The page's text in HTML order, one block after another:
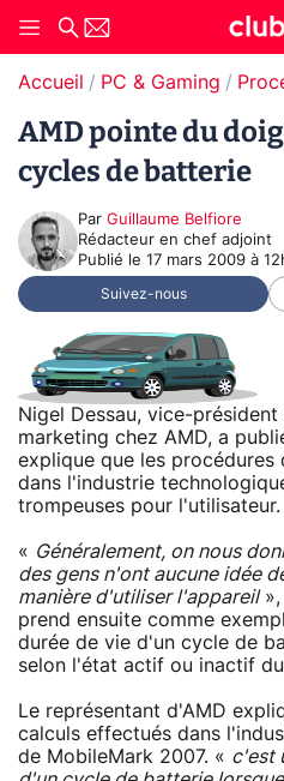
Accueil PC & Gaming
AMD pointe du
cycles de batterie
Par Guillaume Belfiore
Rédacteur en chef adjoint
Publié le 17 mars 2009 à
Suivez-nous
Nigel Dessau, vice-
marketing chez AMD, a
explique que les procédures
dans l'industrie
trompeuses pour l'utilisateur.
« Généralement, on nous
des gens n'ont aucune idée
manière d'utiliser l'appareil»,
prend ensuite comme
durée de vie d'un cycle de
selon l'état actif ou inactif du
Le représentant d'AMD
calculs effectués dans
de MobileMark 2007. « c'est